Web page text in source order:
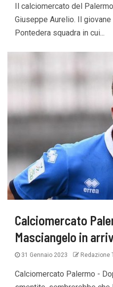
Il calciomercato del
Giuseppe Aurelio. Il
Pontedera squadra in cui...
Calciomercato
Masciangelo in
31 Gennaio 2023 Redazione
Calciomercato Palermo -